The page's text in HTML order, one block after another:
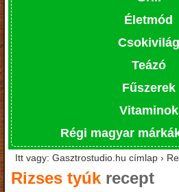
Életmód
Csokivilág
Teázó
Fűszerek
Vitaminok
Régi magyar
Itt vagy: Gasztrostudio.hu címlap ›
Rizses tyúk recept